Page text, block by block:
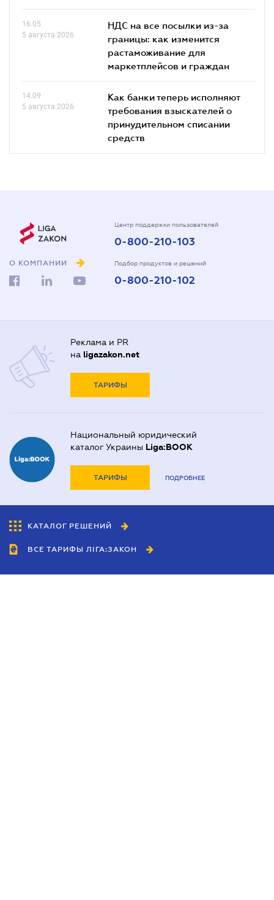
16.05
5 августа 2026
НДС на все посылки из-за
границы: как изменится
растаможивание для
маркетплейсов и граждан
14.09
5 августа 2026
Как банки теперь исполняют
требования взыскателей о
принудительном списании
средств
О КОМПАНИИ
Центр поддержки пользователей
0-800-210-103
Подбор продуктов и решений
0-800-210-102
Реклама и PR
на ligazakon.net
ТАРИФЫ
Национальный юридический
каталог Украины Liga:BOOK
ТАРИФЫ ПОДРОБНЕЕ
КАТАЛОГ РЕШЕНИЙ
ВСЕ ТАРИФЫ ЛІГА:ЗАКОН